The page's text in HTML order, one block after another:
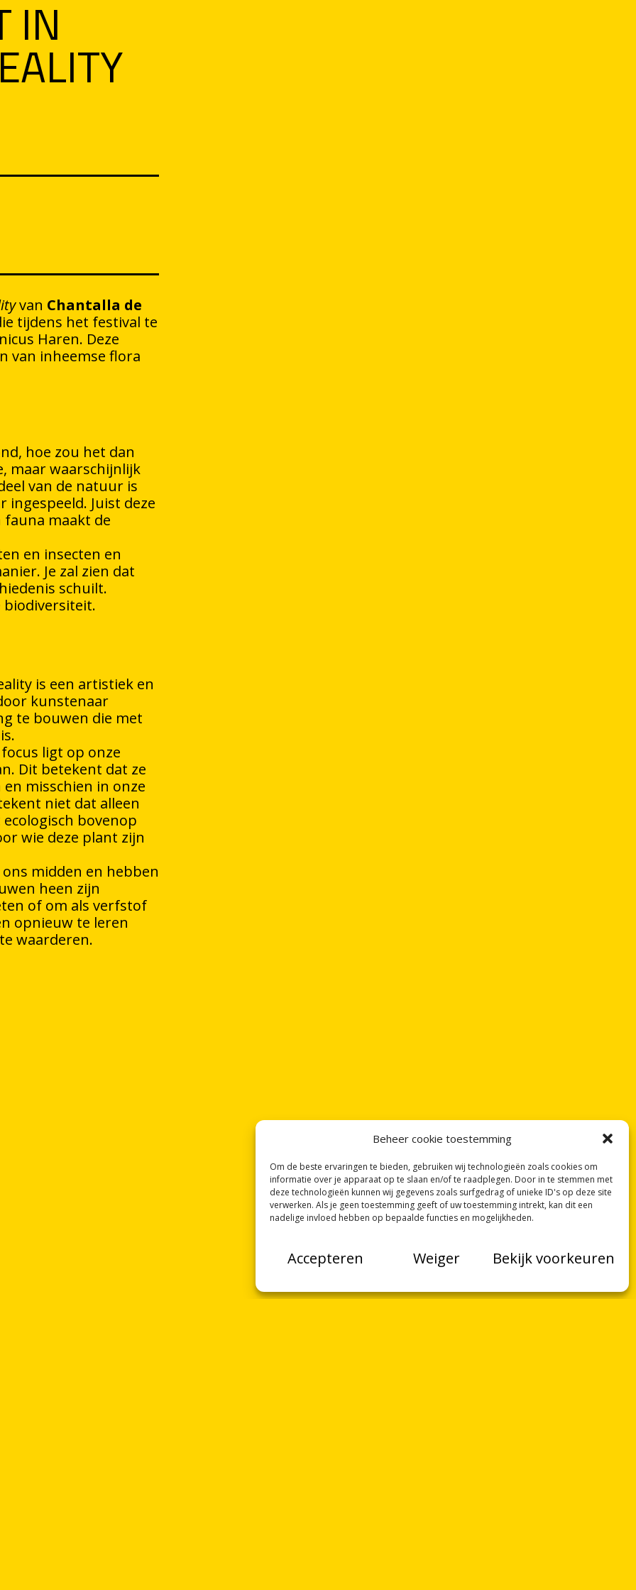
Beheer cookie toestemming
Om de beste ervaringen te bieden, gebruiken wij technologieën zoals cookies om
informatie over je apparaat op te slaan en/of te raadplegen. Door in te stemmen met
deze technologieën kunnen wij gegevens zoals surfgedrag of unieke ID's op deze site
verwerken. Als je geen toestemming geeft of uw toestemming intrekt, kan dit een
nadelige invloed hebben op bepaalde functies en mogelijkheden.
Accepteren Weiger Bekijk voorkeuren
IN
van Chantalla de
tijdens het festival te
Haren. Deze
van inheemse flora
hoe zou het dan
maar waarschijnlijk
van de natuur is
Juist deze
fauna maakt de
en insecten en
Je zal zien dat
schuilt.
biodiversiteit.
is een artistiek en
kunstenaar
te bouwen die met
ligt op onze
Dit betekent dat ze
misschien in onze
niet dat alleen
bovenop
wie deze plant zijn
midden en hebben
heen zijn
of om als verfstof
opnieuw te leren
waarderen.